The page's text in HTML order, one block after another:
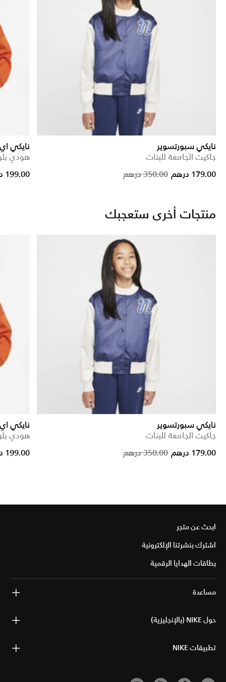
نايكي سبورتسوير
جاكيت الجامعة للبنات
Price
350.00 درهم to
179.00 درهم
نايكي
هودي
from199.00 درهم
منتجات أخرى ستعجبك
نايكي سبورتسوير
جاكيت الجامعة للبنات
Price
350.00 درهم to
179.00 درهم
نايكي
هودي
from199.00 درهم
ابحث عن متجر
اشترك بنشرتنا الإلكترونية
بطاقات الهدايا الرقمية
مساعدة
حول NIKE (بالإنجليزية)
تطبيقات NIKE